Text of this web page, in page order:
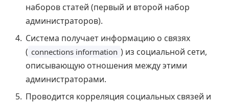
наборов статей (первый и второй набор
администраторов).
Система получает информацию о связях
( connections information ) из социальной сети,
описывающую отношения между этими
администраторами.
Проводится корреляция социальных связей и